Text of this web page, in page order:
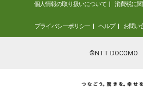
個人情報の取り扱いについて 消費税に
プライバシーポリシー ヘルプ お問い
©NTT DOCOMO